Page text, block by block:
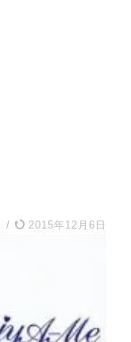
/ 2015年12月6日